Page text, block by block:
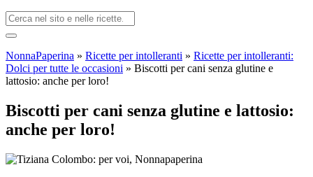
NonnaPaperina » Ricette per intolleranti » Ricette per intolleranti:
Dolci per tutte le occasioni » Biscotti per cani senza glutine e
lattosio: anche per loro!
Biscotti per cani senza glutine e lattosio:
anche per loro!